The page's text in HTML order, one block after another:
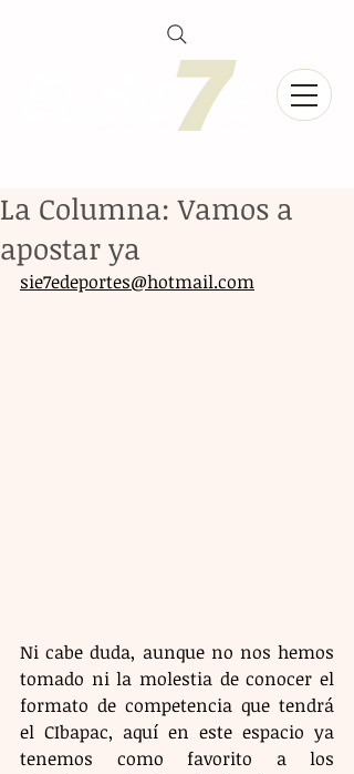
La Columna: Vamos a
apostar ya
sie7edeportes@hotmail.com
Ni cabe duda, aunque no nos hemos
tomado ni la molestia de conocer el
formato de competencia que tendrá
el CIbapac, aquí en este espacio ya
tenemos como favorito a los